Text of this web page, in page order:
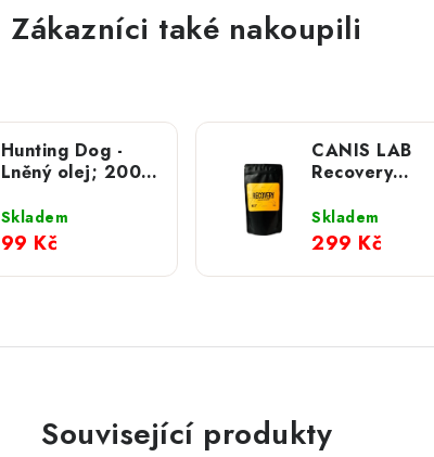
Zákazníci také nakoupili
Hunting Dog -
Lněný olej; 200
Skladem
99 Kč
CANIS LAB
Recovery
pro regeneraci
psů
Skladem
299 Kč
Související produkty